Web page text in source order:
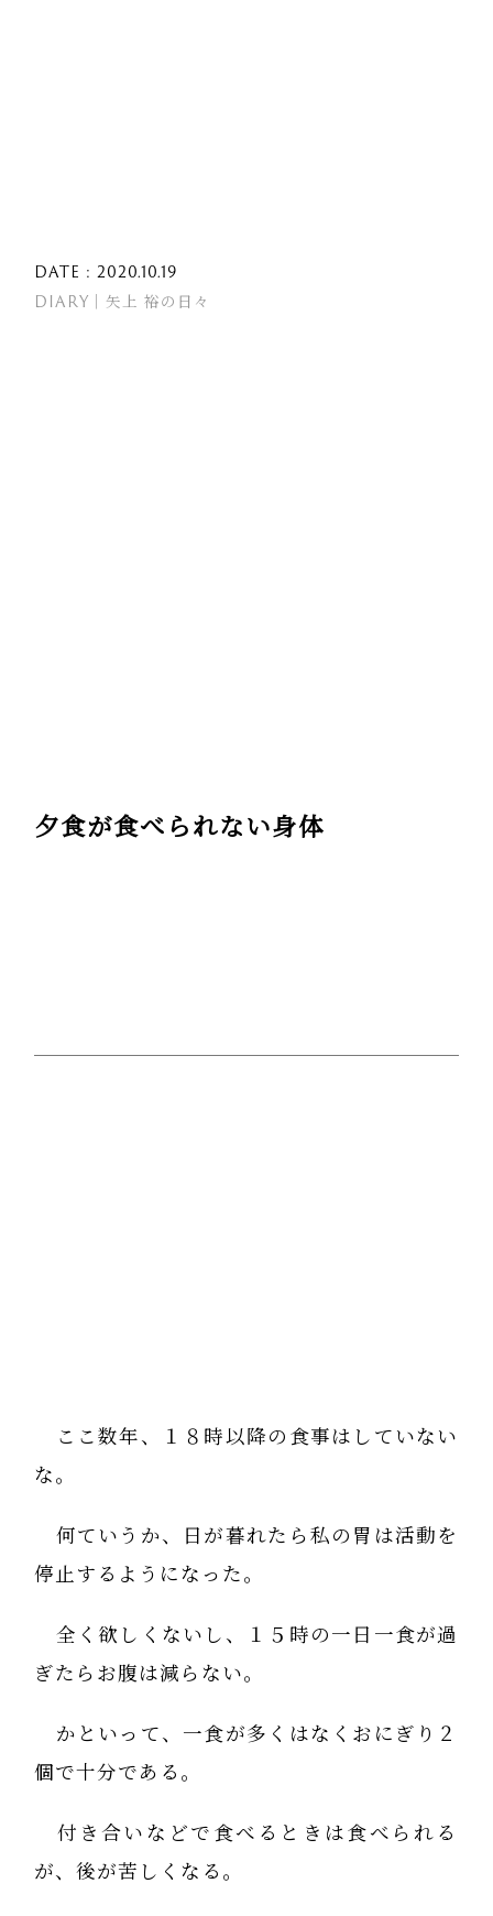
DATE : 2020.10.19
DIARY｜矢上 裕の日々
夕食が食べられない身体
ここ数年、１８時以降の食事はしていない
な。
何ていうか、日が暮れたら私の胃は活動を
停止するようになった。
全く欲しくないし、１５時の一日一食が過
ぎたらお腹は減らない。
かといって、一食が多くはなくおにぎり２
個で十分である。
付き合いなどで食べるときは食べられる
が、後が苦しくなる。